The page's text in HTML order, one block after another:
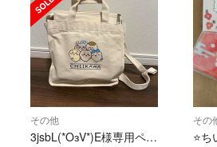
その他
3jsbL(*OзV*)E様専用ページ
その